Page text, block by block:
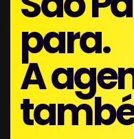
para.
A